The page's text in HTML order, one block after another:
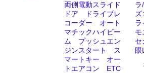
両側電動スライド
ドア ドライブレ
コーダー オート
マチックハイビー
ム プッシュエン
ジンスタート ス
マートキー オー
トエアコン ETC
ラ
ラ
モ
セ
眼